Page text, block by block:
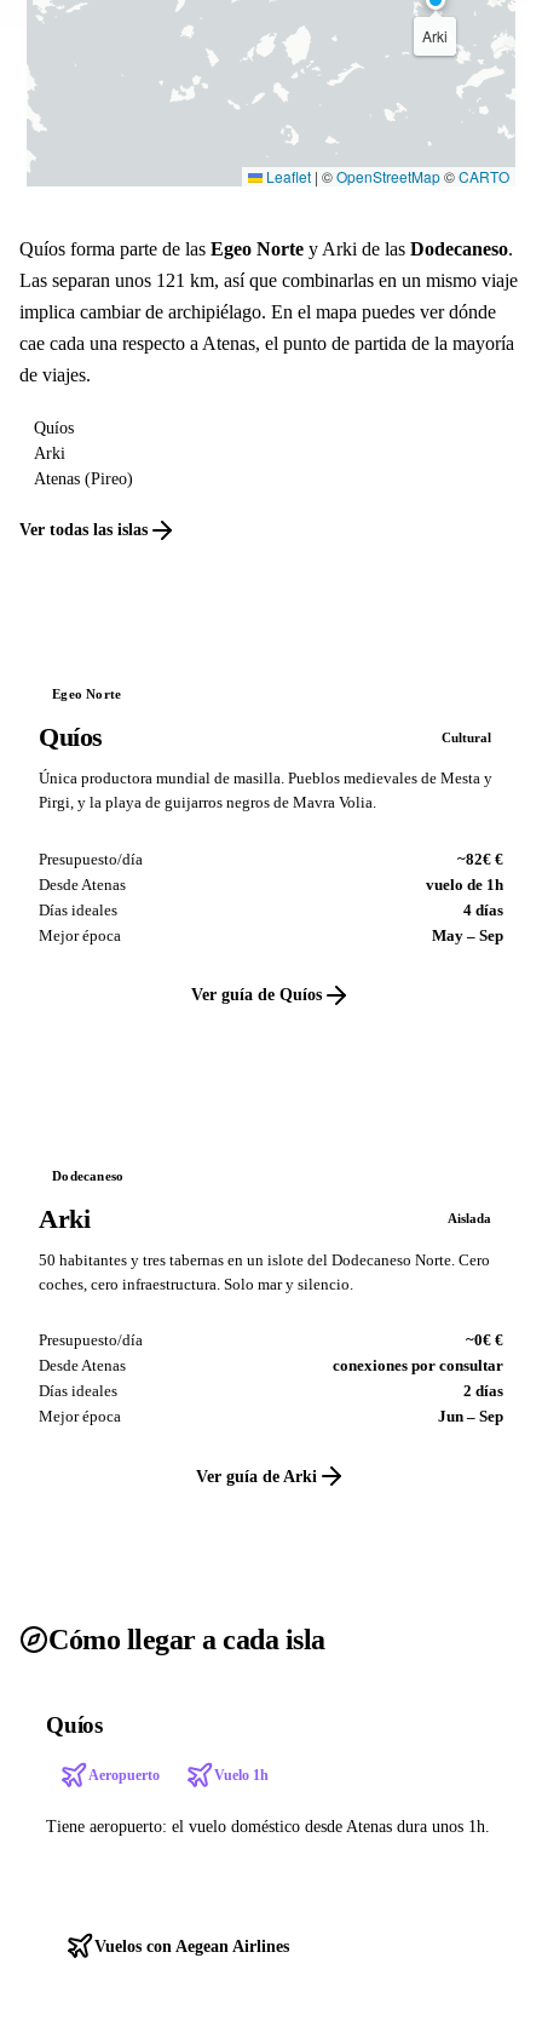
Arki
Leaflet | ©OpenStreetMap©CARTO
Quíos forma parte de las Egeo Norte y Arki de las Dodecaneso.
Las separan unos 121 km, así que combinarlas en un mismo viaje
implica cambiar de archipiélago. En el mapa puedes ver dónde
cae cada una respecto a Atenas, el punto de partida de la mayoría
de viajes.
Quíos
Arki
Atenas (Pireo)
Ver todas las islas
Egeo Norte
Quíos Cultural
Única productora mundial de masilla. Pueblos medievales de Mesta y
Pirgi, y la playa de guijarros negros de Mavra Volia.
Presupuesto/día
~82€ €
Desde Atenas
vuelo de 1h
Días ideales
4 días
Mejor época
May – Sep
Ver guía de Quíos
Dodecaneso
Arki Aislada
50 habitantes y tres tabernas en un islote del Dodecaneso Norte. Cero
coches, cero infraestructura. Solo mar y silencio.
Presupuesto/día
~0€ €
Desde Atenas
conexiones por consultar
Días ideales
2 días
Mejor época
Jun – Sep
Ver guía de Arki
Cómo llegar a cada isla
Quíos
Aeropuerto Vuelo 1h
Tiene aeropuerto: el vuelo doméstico desde Atenas dura unos 1h.
Vuelos con Aegean Airlines